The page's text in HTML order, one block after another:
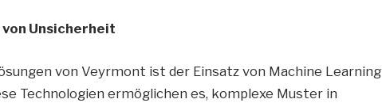
Unsicherheit
von Veyrmont ist der Einsatz von Machine Learning
Technologien ermöglichen es, komplexe Muster in